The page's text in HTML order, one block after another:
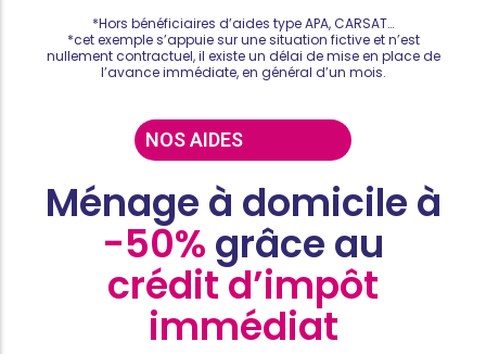
*Hors bénéficiaires d’aides type APA, CARSAT…
*cet exemple s’appuie sur une situation fictive et n’est
nullement contractuel, il existe un délai de mise en place de
l’avance immédiate, en général d’un mois.
NOS AIDES
Ménage à domicile à
-50% grâce au
crédit d’impôt
immédiat